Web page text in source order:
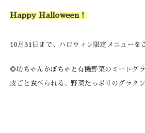
Happy Halloween！
10月31日まで、ハロウィン限定メニューを
◎坊ちゃんかぼちゃと有機野菜のミートグ
皮ごと食べられる、野菜たっぷりのグラタン